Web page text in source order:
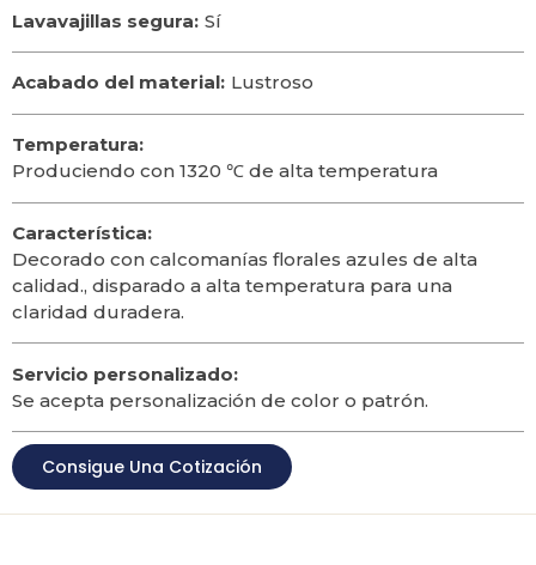
Lavavajillas segura: Sí
Acabado del material: Lustroso
Temperatura:
Produciendo con 1320 ℃ de alta temperatura
Característica:
Decorado con calcomanías florales azules de alta
calidad., disparado a alta temperatura para una
claridad duradera.
Servicio personalizado:
Se acepta personalización de color o patrón.
Consigue Una Cotización